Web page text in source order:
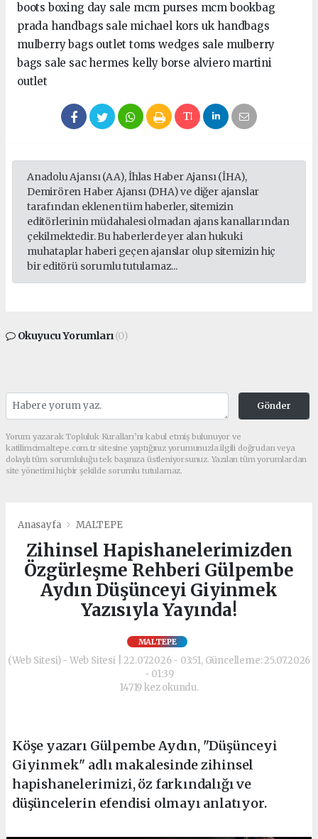
boots boxing day sale mcm purses mcm bookbag
prada handbags sale michael kors uk handbags
mulberry bags outlet toms wedges sale mulberry
bags sale sac hermes kelly borse alviero martini
outlet
Anadolu Ajansı (AA), İhlas Haber Ajansı (İHA),
Demirören Haber Ajansı (DHA) ve diğer ajanslar
tarafından eklenen tüm haberler, sitemizin
editörlerinin müdahalesi olmadan ajans kanallarından
çekilmektedir. Bu haberlerde yer alan hukuki
muhataplar haberi geçen ajanslar olup sitemizin hiç
bir editörü sorumlu tutulamaz...
Okuyucu Yorumları(0)
Gönder
Yorum yazarak Topluluk Kuralları’nı kabul etmiş bulunuyor ve
katilimcimaltepe.com.tr sitesine yaptığınız yorumunuzla ilgili doğrudan veya
dolaylı tüm sorumluluğu tek başınıza üstleniyorsunuz. Yazılan tüm yorumlardan
site yönetimi hiçbir şekilde sorumlu tutulamaz.
Anasayfa MALTEPE
Zihinsel Hapishanelerimizden
Özgürleşme Rehberi Gülpembe
Aydın Düşünceyi Giyinmek
Yazısıyla Yayında!
MALTEPE
(Web Sitesi) - Web Sitesi | 22.07.2026 - 03:51, Güncelleme: 25.07.2026
- 01:39
14719 kez okundu.
Köşe yazarı Gülpembe Aydın, "Düşünceyi
Giyinmek" adlı makalesinde zihinsel
hapishanelerimizi, öz farkındalığı ve
düşüncelerin efendisi olmayı anlatıyor.